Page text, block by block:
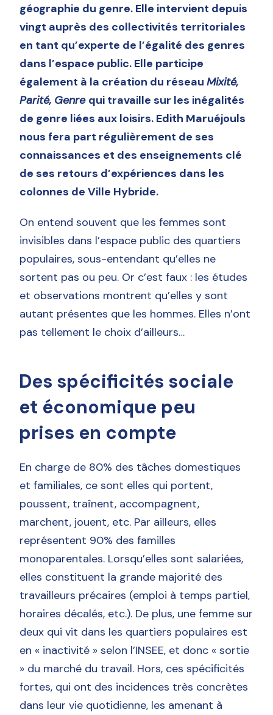
géographie du genre. Elle intervient depuis
vingt auprès des collectivités territoriales
en tant qu’experte de l’égalité des genres
dans l’espace public. Elle participe
également à la création du réseauMixité,
Parité, Genre qui travaille sur les inégalités
de genre liées aux loisirs. Edith Maruéjouls
nous fera part régulièrement de ses
connaissances et des enseignements clé
de ses retours d’expériences dans les
colonnes de Ville Hybride.
On entend souvent que les femmes sont
invisibles dans l’espace public des quartiers
populaires, sous-entendant qu’elles ne
sortent pas ou peu. Or c’est faux : les études
et observations montrent qu’elles y sont
autant présentes que les hommes. Elles n’ont
pas tellement le choix d’ailleurs…
Des spécificités sociale
et économique peu
prises en compte
En charge de 80% des tâches domestiques
et familiales, ce sont elles qui portent,
poussent, traînent, accompagnent,
marchent, jouent, etc. Par ailleurs, elles
représentent 90% des familles
monoparentales. Lorsqu’elles sont salariées,
elles constituent la grande majorité des
travailleurs précaires (emploi à temps partiel,
horaires décalés, etc.). De plus, une femme sur
deux qui vit dans les quartiers populaires est
en « inactivité » selon l’INSEE, et donc « sortie
» du marché du travail. Hors, ces spécificités
fortes, qui ont des incidences très concrètes
dans leur vie quotidienne, les amenant à